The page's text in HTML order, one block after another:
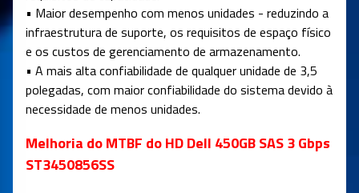
• Maior desempenho com menos unidades - reduzindo a
infraestrutura de suporte, os requisitos de espaço físico
e os custos de gerenciamento de armazenamento.
• A mais alta confiabilidade de qualquer unidade de 3,5
polegadas, com maior confiabilidade do sistema devido à
necessidade de menos unidades.
Melhoria do MTBF do HD Dell 450GB SAS 3 Gbps
ST3450856SS